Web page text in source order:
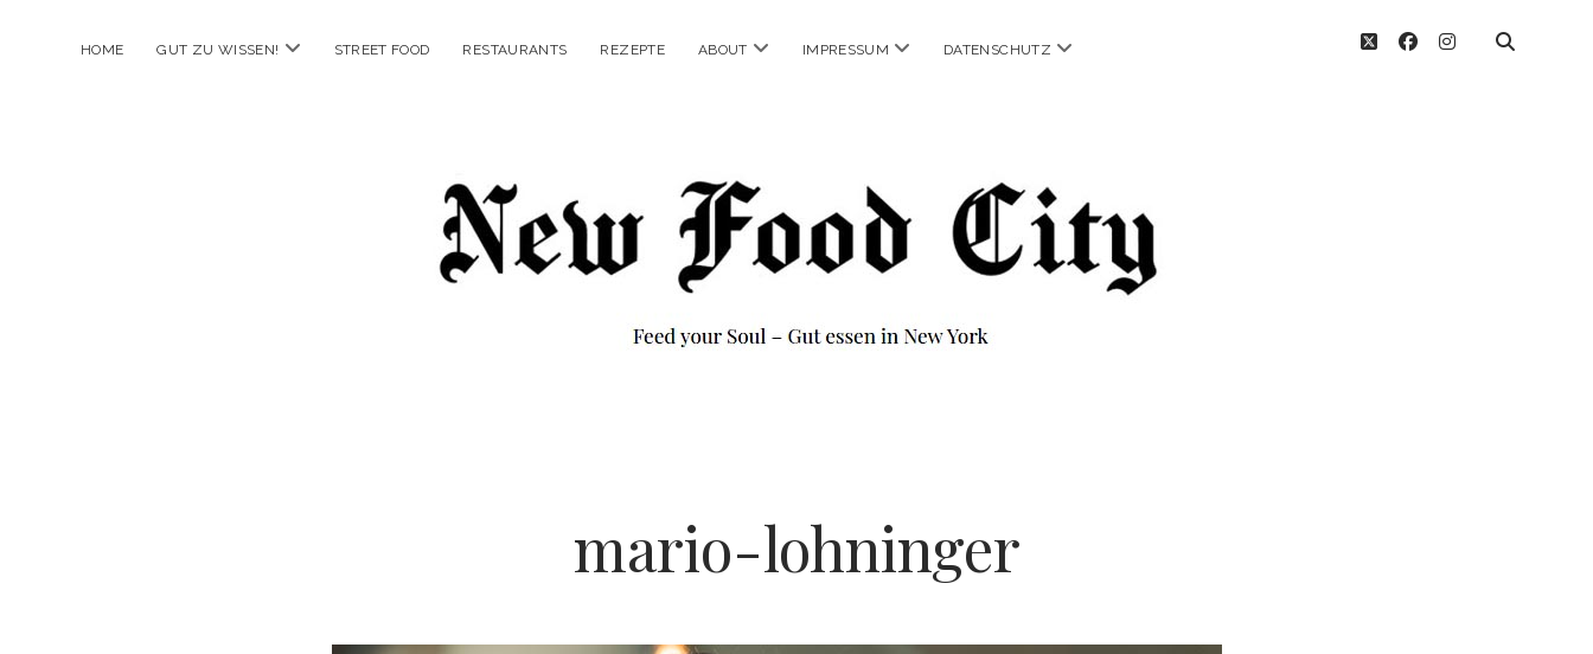
HOME GUT ZU WISSEN! Menü
STREET FOOD RESTAURANTS REZEPTE ABOUT Menü
IMPRESSUM Menü
DATENSCHUTZ Menü
twitterfacebook
instagram
mario-lohninger